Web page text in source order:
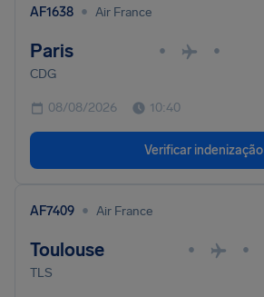
AF1638 • Air France
Paris • •
CDG
08/08/2026 10:40
Verificar indenização
AF7409 • Air France
Toulouse • •
TLS